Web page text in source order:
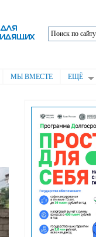
МЫ ВМЕСТЕ ЕЩЁ